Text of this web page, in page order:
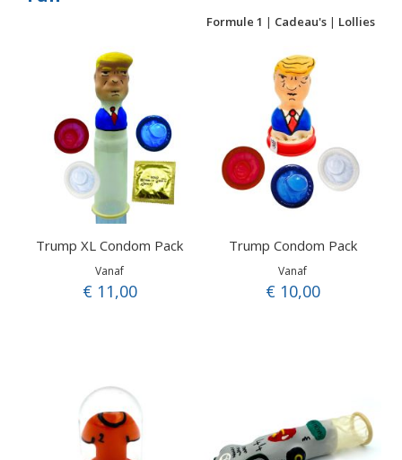
Formule 1 | Cadeau's | Lollies
Trump XL Condom Pack
Vanaf
€ 11,00
Trump Condom Pack
Vanaf
€ 10,00